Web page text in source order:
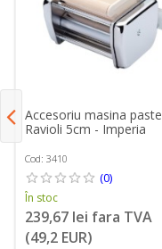
Accesoriu masina paste
Ravioli 5cm - Imperia
Cod: 3410
(0)
În stoc
239,67 lei fara TVA
(49,2 EUR)